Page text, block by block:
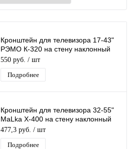
Кронштейн для телевизора 17-43"
РЭМО К-320 на стену наклонный
для ТВ/Монитора до 30кг
550 руб. / шт
Подробнее
Кронштейн для телевизора 32-55"
MaLka X-400 на стену наклонный
поворотный для ТВ/Монитора до
22 кг
477,3 руб. / шт
Подробнее